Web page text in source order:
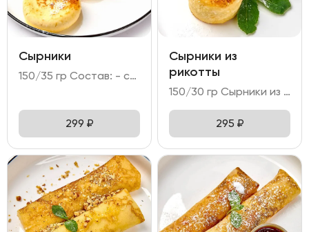
Сырники
150/35 гр Состав: - сырники - 3 шт (творог; манная крупа; сахар; яйцо куриное; мука пшеничная; масло растительное); - брусничное варенье; - мята; сахарная мудра; голубика.
299 ₽
Сырники из
рикотты
150/30 гр Сырники из рикотты – нежные сырники из сыра рикотта с марципаном и миндальной мукой. Подается с брусничным вареньем.
295 ₽